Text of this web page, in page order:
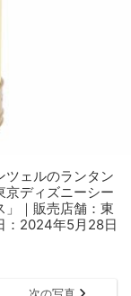
ェルのランタン
京ディズニーシー
」｜販売店舗：東
：2024年5月28日
次の写真